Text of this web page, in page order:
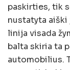
paskirties, tik
nustatyta
linija visada
balta skiria ta
automobilius.